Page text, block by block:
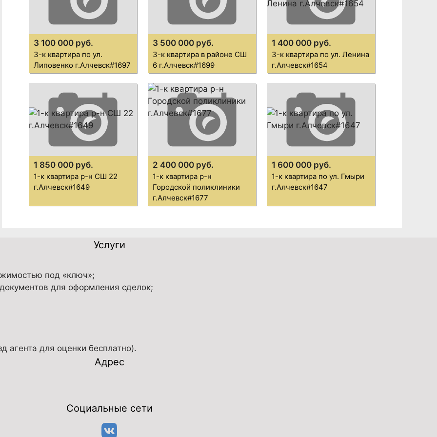
3 100 000 руб.
3-к квартира по ул.
Липовенко г.Алчевск#1697
3 500 000 руб.
3-к квартира в районе СШ
6 г.Алчевск#1699
1 400 000 руб.
3-к квартира по ул. Ленина
г.Алчевск#1654
1 850 000 руб.
1-к квартира р-н СШ 22
г.Алчевск#1649
2 400 000 руб.
1-к квартира р-н
Городской поликлиники
г.Алчевск#1677
1 600 000 руб.
1-к квартира по ул. Гмыри
г.Алчевск#1647
Услуги
под «ключ»;
для оформления сделок;
для оценки бесплатно).
Адрес
Социальные сети